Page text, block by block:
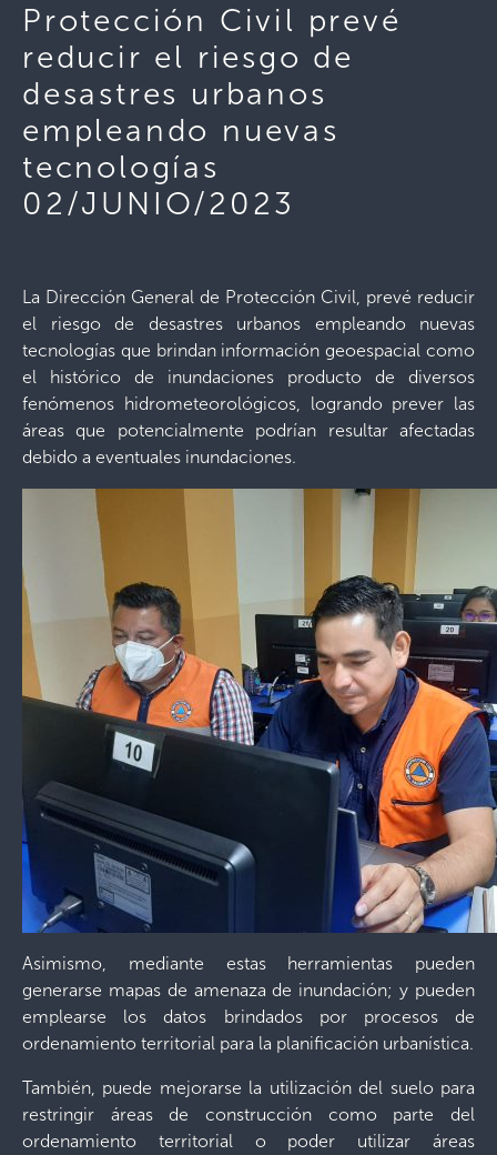
Protección Civil prevé
reducir el riesgo de
desastres urbanos
empleando nuevas
tecnologías
02/JUNIO/2023
La Dirección General de Protección Civil, prevé reducir
el riesgo de desastres urbanos empleando nuevas
tecnologías que brindan información geoespacial como
el histórico de inundaciones producto de diversos
fenómenos hidrometeorológicos, logrando prever las
áreas que potencialmente podrían resultar afectadas
debido a eventuales inundaciones.
Asimismo, mediante estas herramientas pueden
generarse mapas de amenaza de inundación; y pueden
emplearse los datos brindados por procesos de
ordenamiento territorial para la planificación urbanística.
También, puede mejorarse la utilización del suelo para
restringir áreas de construcción como parte del
ordenamiento territorial o poder utilizar áreas